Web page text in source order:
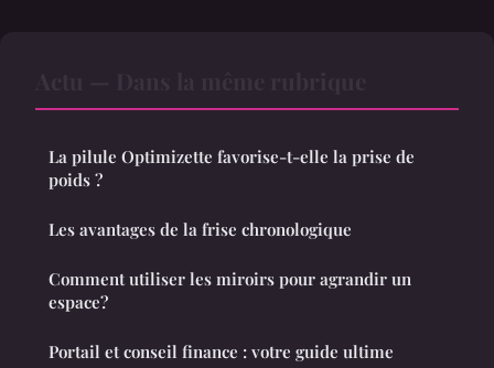
La pilule Optimizette favorise-t-elle la prise de
poids ?
Les avantages de la frise chronologique
Comment utiliser les miroirs pour agrandir un
espace?
Portail et conseil finance : votre guide ultime